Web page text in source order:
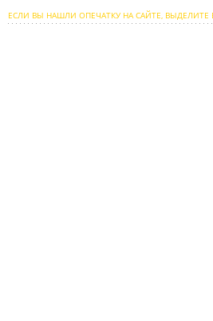
ЕСЛИ ВЫ НАШЛИ ОПЕЧАТКУ НА САЙТЕ, ВЫДЕЛИТЕ